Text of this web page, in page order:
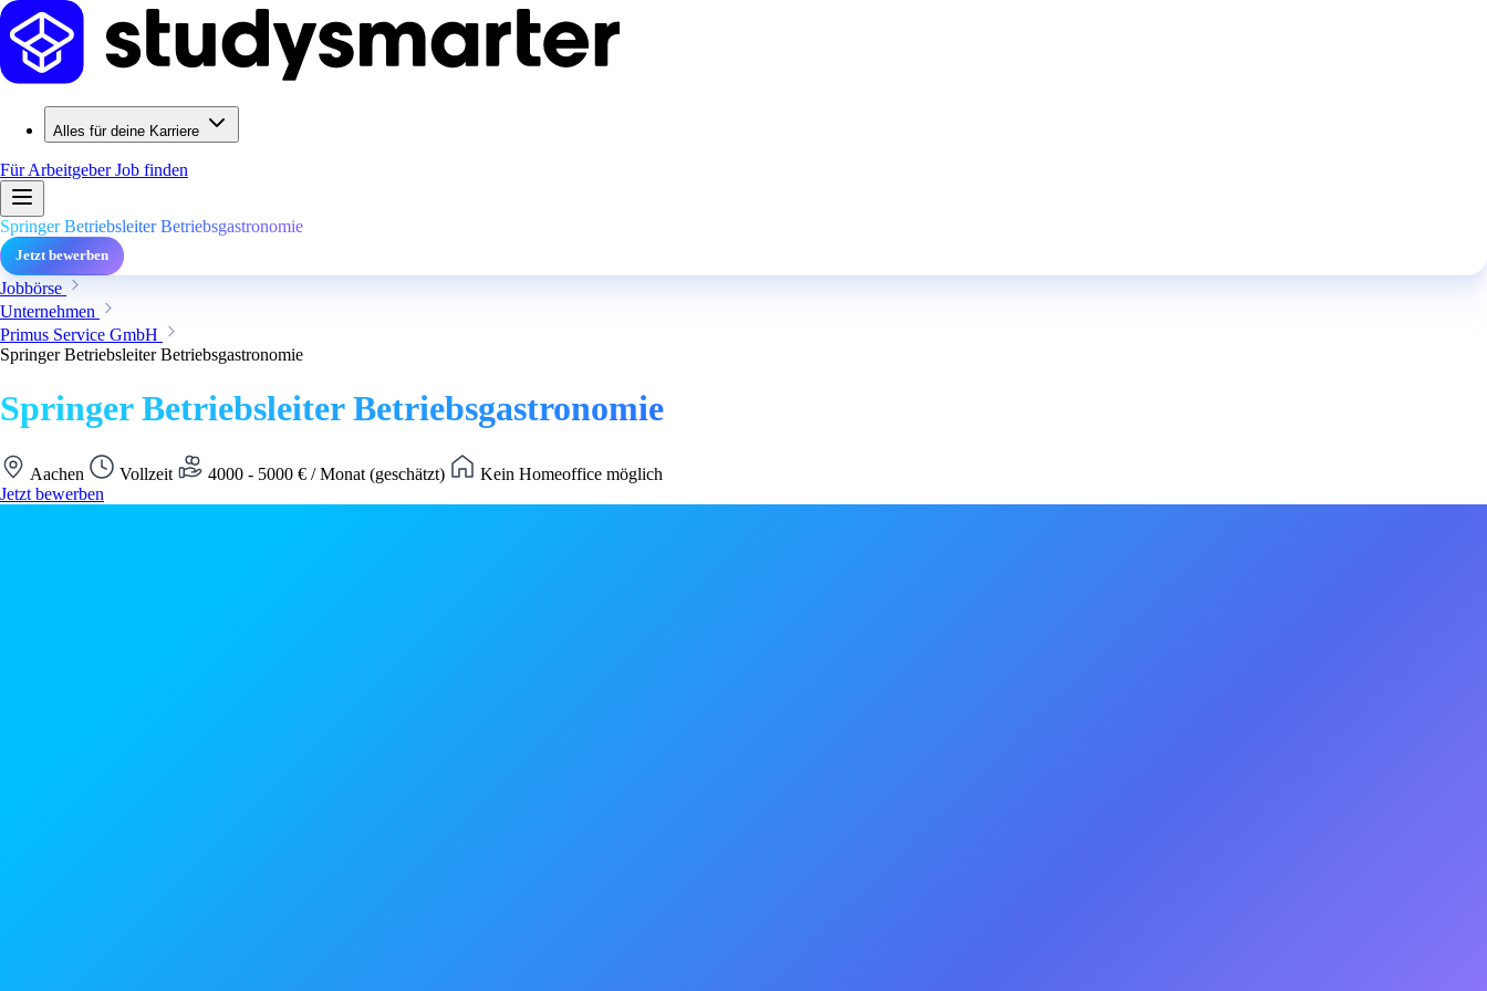
Alles für deine Karriere
Für ArbeitgeberJob finden
Springer Betriebsleiter Betriebsgastronomie
Jetzt bewerben
Jobbörse
Unternehmen
Primus Service GmbH
Springer Betriebsleiter Betriebsgastronomie
Springer Betriebsleiter Betriebsgastronomie
Aachen Vollzeit 4000 - 5000 € / Monat (geschätzt)
Kein Homeoffice möglich
Jetzt bewerben